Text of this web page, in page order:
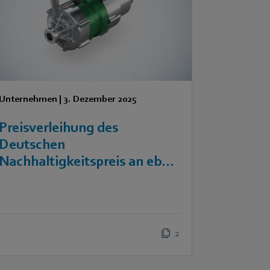
Unternehmen | 3. Dezember 2025
Preisverleihung des
Deutschen
Nachhaltigkeitspreis an ebm-
2